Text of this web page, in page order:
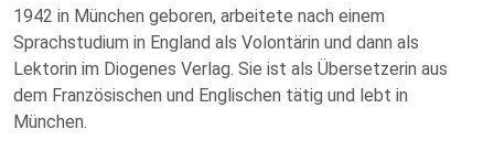
1942 in München geboren, arbeitete nach einem
Sprachstudium in England als Volontärin und dann als
Lektorin im Diogenes Verlag. Sie ist als Übersetzerin aus
dem Französischen und Englischen tätig und lebt in
München.